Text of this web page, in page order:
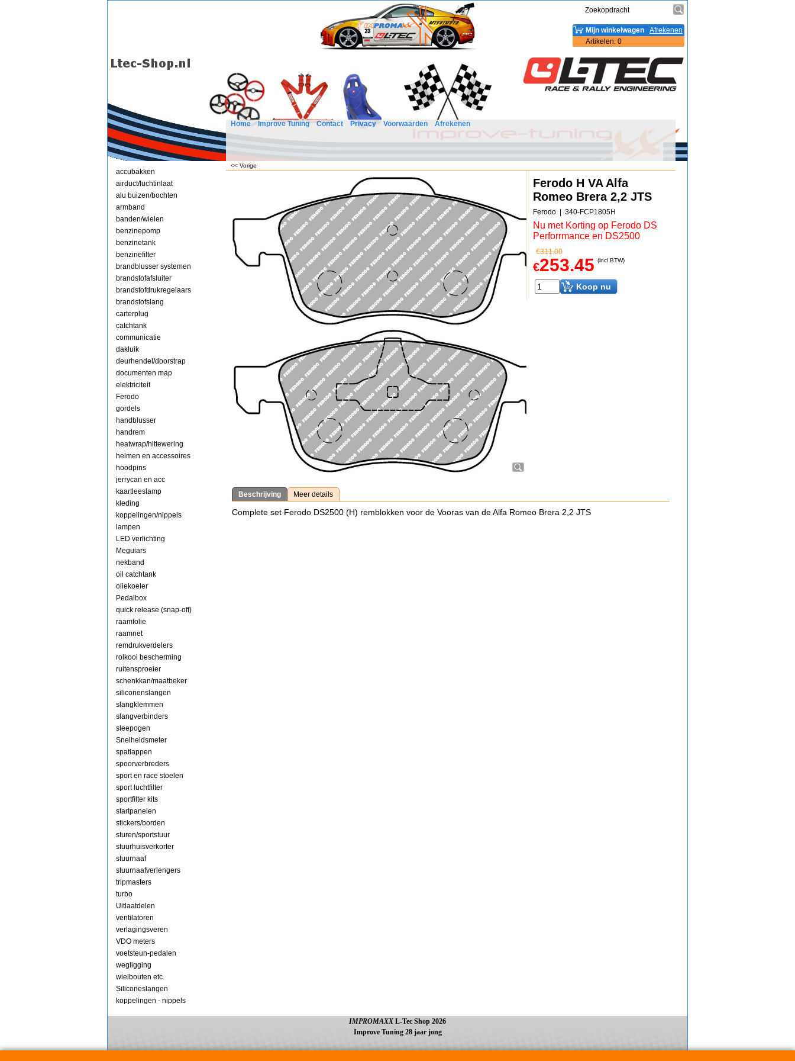
Afrekenen
Mijn winkelwagen
Artikelen: 0
Home Improve Tuning Contact Privacy Voorwaarden Afrekenen
accubakken
airduct/luchtinlaat
alu buizen/bochten
armband
banden/wielen
benzinepomp
benzinetank
benzinefilter
brandblusser systemen
brandstofafsluiter
brandstofdrukregelaars
brandstofslang
carterplug
catchtank
communicatie
dakluik
deurhendel/doorstrap
documenten map
elektriciteit
Ferodo
gordels
handblusser
handrem
heatwrap/hittewering
helmen en accessoires
hoodpins
jerrycan en acc
kaartleeslamp
kleding
koppelingen/nippels
lampen
LED verlichting
Meguiars
nekband
oil catchtank
oliekoeler
Pedalbox
quick release (snap-off)
raamfolie
raamnet
remdrukverdelers
rolkooi bescherming
ruitensproeier
schenkkan/maatbeker
siliconenslangen
slangklemmen
slangverbinders
sleepogen
Snelheidsmeter
spatlappen
spoorverbreders
sport en race stoelen
sport luchtfilter
sportfilter kits
startpanelen
stickers/borden
sturen/sportstuur
stuurhuisverkorter
stuurnaaf
stuurnaafverlengers
tripmasters
turbo
Uitlaatdelen
ventilatoren
verlagingsveren
VDO meters
voetsteun-pedalen
wegligging
wielbouten etc.
Siliconeslangen
koppelingen - nippels
<< Vorige
Ferodo H VA Alfa
Romeo Brera 2,2 JTS
Ferodo 340-FCP1805H
Nu met Korting op Ferodo DS
Perforrmance en DS2500
€311.00
€253.45 (incl BTW)
Koop nu
Beschrijving Meer details
Complete set Ferodo DS2500 (H) remblokken voor de Vooras van de Alfa Romeo Brera 2,2 JTS
IMPROMAXX L-Tec Shop 2026
Improve Tuning 28 jaar jong